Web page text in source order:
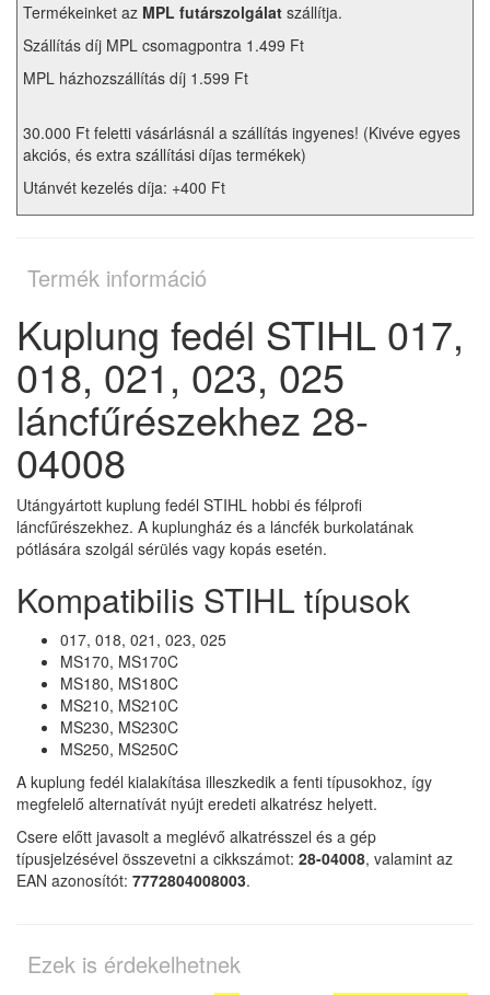
Termékeinket az MPL futárszolgálat szállítja.
Szállítás díj MPL csomagpontra 1.499 Ft
MPL házhozszállítás díj 1.599 Ft
30.000 Ft feletti vásárlásnál a szállítás ingyenes! (Kivéve egyes
akciós, és extra szállítási díjas termékek)
Utánvét kezelés díja: +400 Ft
Termék információ
Kuplung fedél STIHL 017,
018, 021, 023, 025
láncfűrészekhez 28-
04008
Utángyártott kuplung fedél STIHL hobbi és félprofi
láncfűrészekhez. A kuplungház és a láncfék burkolatának
pótlására szolgál sérülés vagy kopás esetén.
Kompatibilis STIHL típusok
017, 018, 021, 023, 025
MS170, MS170C
MS180, MS180C
MS210, MS210C
MS230, MS230C
MS250, MS250C
A kuplung fedél kialakítása illeszkedik a fenti típusokhoz, így
megfelelő alternatívát nyújt eredeti alkatrész helyett.
Csere előtt javasolt a meglévő alkatrésszel és a gép
típusjelzésével összevetni a cikkszámot: 28-04008, valamint az
EAN azonosítót: 7772804008003.
Ezek is érdekelhetnek